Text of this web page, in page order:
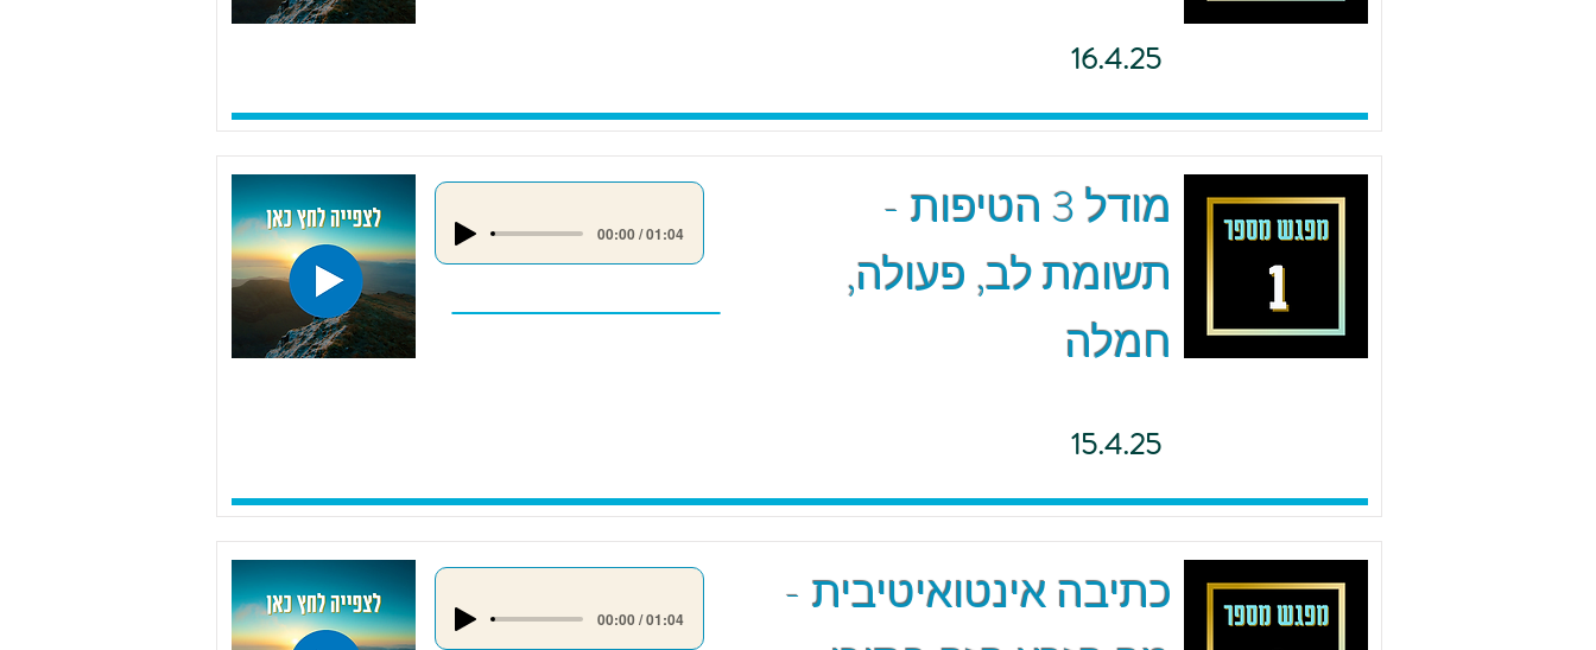
16.4.25
00:00 / 01:04
מודל 3 הטיפות -
תשומת לב, פעולה,
חמלה
15.4.25
00:00 / 01:04
כתיבה אינטואיטיבית -